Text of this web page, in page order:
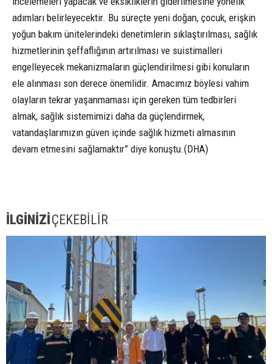
adımları belirleyecektir. Bu süreçte yeni doğan, çocuk, erişkin
yoğun bakım ünitelerindeki denetimlerin sıklaştırılması, sağlık
hizmetlerinin şeffaflığının artırılması ve suistimalleri
engelleyecek mekanizmaların güçlendirilmesi gibi konuların
ele alınması son derece önemlidir. Amacımız böylesi vahim
olayların tekrar yaşanmaması için gereken tüm tedbirleri
almak, sağlık sistemimizi daha da güçlendirmek,
vatandaşlarımızın güven içinde sağlık hizmeti almasının
devam etmesini sağlamaktır” diye konuştu.(DHA)
İLGİNİZİÇEKEBİLİR